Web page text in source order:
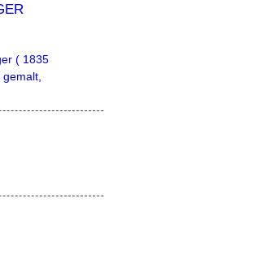
( 1835